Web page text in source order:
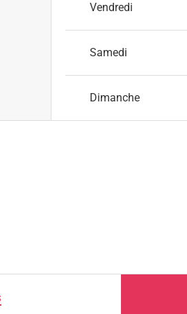
Vendredi
Samedi
Dimanche